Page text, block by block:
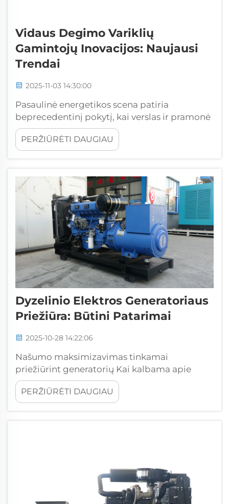
Vidaus Degimo Variklių
Gamintojų Inovacijos: Naujausi
Trendai
2025-11-03 14:30:00
Pasaulinė energetikos scena patiria
beprecedentinį pokytį, kai verslas ir pramonė
vis labiau priklauso nuo nuolatinio energijos
tiepimo sprendimų. Šios raidos fronte yra
šiuolaikinių generatorių gamintojų įmonės,
PERŽIŪRĖTI DAUGIAU
Dyzelinio Elektros Generatoriaus
Priežiūra: Būtini Patarimai
2025-10-28 14:22:06
Našumo maksimizavimas tinkamai
priežiūrint generatorių Kai kalbama apie
patikimus atsarginio maitinimo sprendimus,
dyzelinis energijos generatorius yra
pagrindinis veiklos tęstinumui užtikrinti
PERŽIŪRĖTI DAUGIAU